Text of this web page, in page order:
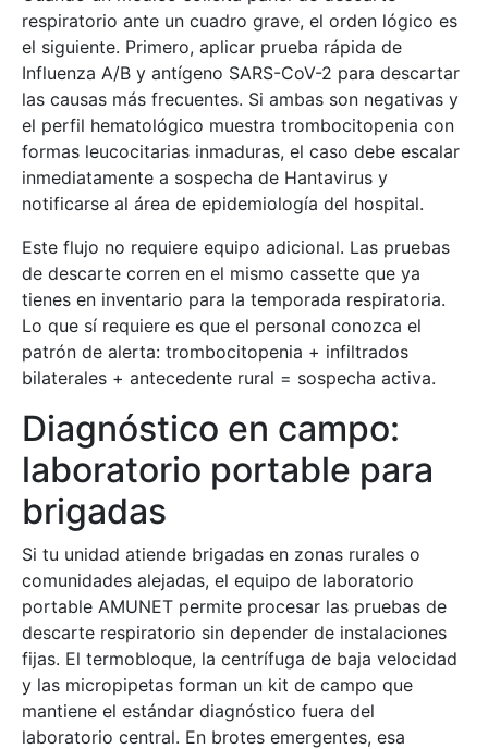
respiratorio ante un cuadro grave, el orden lógico es
el siguiente. Primero, aplicar prueba rápida de
Influenza A/B y antígeno SARS-CoV-2 para descartar
las causas más frecuentes. Si ambas son negativas y
el perfil hematológico muestra trombocitopenia con
formas leucocitarias inmaduras, el caso debe escalar
inmediatamente a sospecha de Hantavirus y
notificarse al área de epidemiología del hospital.
Este flujo no requiere equipo adicional. Las pruebas
de descarte corren en el mismo cassette que ya
tienes en inventario para la temporada respiratoria.
Lo que sí requiere es que el personal conozca el
patrón de alerta: trombocitopenia + infiltrados
bilaterales + antecedente rural = sospecha activa.
Diagnóstico en campo:
laboratorio portable para
brigadas
Si tu unidad atiende brigadas en zonas rurales o
comunidades alejadas, el equipo de laboratorio
portable AMUNET permite procesar las pruebas de
descarte respiratorio sin depender de instalaciones
fijas. El termobloque, la centrífuga de baja velocidad
y las micropipetas forman un kit de campo que
mantiene el estándar diagnóstico fuera del
laboratorio central. En brotes emergentes, esa